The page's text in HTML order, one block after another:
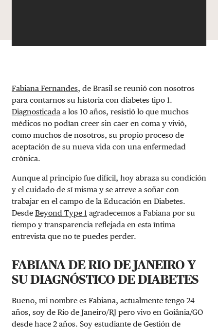
Fabiana Fernandes, de Brasil se reunió con nosotros
para contarnos su historia con diabetes tipo 1.
Diagnosticada a los 10 años, resistió lo que muchos
médicos no podían creer sin caer en coma y vivió,
como muchos de nosotros, su propio proceso de
aceptación de su nueva vida con una enfermedad
crónica.
Aunque al principio fue difícil, hoy abraza su condición
y el cuidado de sí misma y se atreve a soñar con
trabajar en el campo de la Educación en Diabetes.
Desde Beyond Type 1 agradecemos a Fabiana por su
tiempo y transparencia reflejada en esta íntima
entrevista que no te puedes perder.
FABIANA DE RIO DE JANEIRO Y
SU DIAGNÓSTICO DE DIABETES
Bueno, mi nombre es Fabiana, actualmente tengo 24
años, soy de Rio de Janeiro/RJ pero vivo en Goiânia/GO
desde hace 2 años. Soy estudiante de Gestión de